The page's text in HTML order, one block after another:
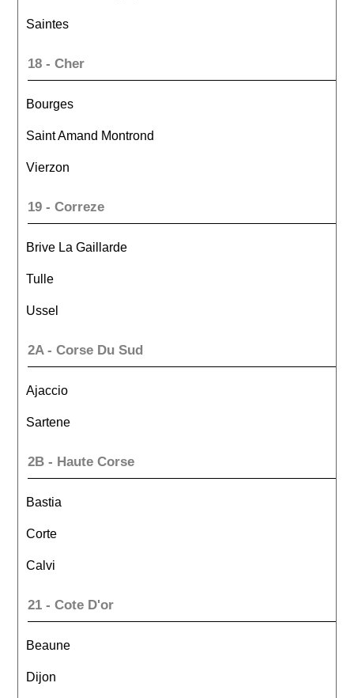
Saintes
18 - Cher
Bourges
Saint Amand Montrond
Vierzon
19 - Correze
Brive La Gaillarde
Tulle
Ussel
2A - Corse Du Sud
Ajaccio
Sartene
2B - Haute Corse
Bastia
Corte
Calvi
21 - Cote D'or
Beaune
Dijon